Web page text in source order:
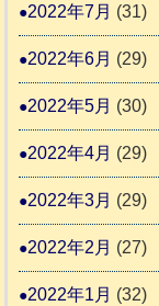
2022年7月 (31)
2022年6月 (29)
2022年5月 (30)
2022年4月 (29)
2022年3月 (29)
2022年2月 (27)
2022年1月 (32)